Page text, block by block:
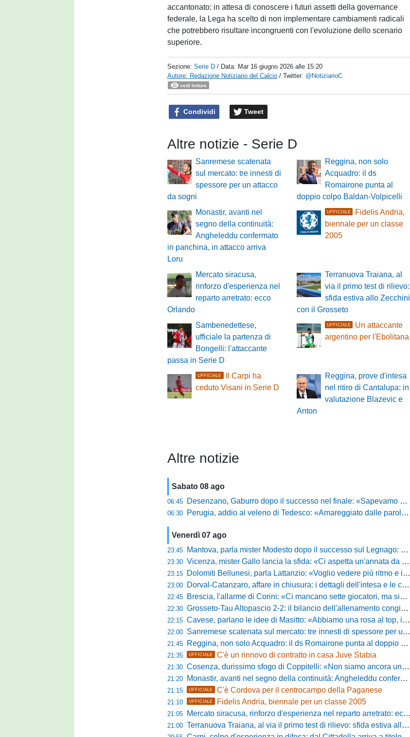
accantonato: in attesa di conoscere i futuri assetti della governance
federale, la Lega ha scelto di non implementare cambiamenti radicali
che potrebbero risultare incongruenti con l'evoluzione dello scenario
superiore.
Sezione:Serie D / Data: Mar 16 giugno 2026 alle 15:20
Autore: Redazione Notiziario del Calcio / Twitter: @NotiziarioC
vedi letture
Condividi Tweet
Altre notizie - Serie D
Sanremese scatenata
sul mercato: tre innesti di
spessore per un attacco
da sogni
Reggina, non solo
Acquadro: il ds
Romairone punta al
doppio colpo Baldan-Volpicelli
Monastir, avanti nel
segno della continuità:
Angheleddu confermato
in panchina, in attacco arriva
Loru
UFFICIALE
Fidelis Andria,
biennale per un classe
2005
Mercato siracusa,
rinforzo d'esperienza nel
reparto arretrato: ecco
Orlando
Terranuova Traiana, al
via il primo test di rilievo:
sfida estiva allo Zecchini
con il Grosseto
Sambenedettese,
ufficiale la partenza di
Bongelli: l'attaccante
passa in Serie D
UFFICIALE
Un attaccante
argentino per l'Ebolitana
UFFICIALE
Il Carpi ha
ceduto Visani in Serie D
Reggina, prove d'intesa
nel ritiro di Cantalupa: in
valutazione Blazevic e
Anton
Altre notizie
Sabato 08 ago
06:45 Desenzano, Gaburro dopo il successo nel finale: «Sapevamo che avremmo sofferto, ma si è vista la voglia di vincere»
06:30 Perugia, addio al veleno di Tedesco: «Amareggiato dalle parole di Alessandro Gaucci, mi hanno ferito umanamente»
Venerdì 07 ago
23:45 Mantova, parla mister Modesto dopo il successo sul Legnago: "Buona tenuta nervosa, ma dobbiamo migliorare"
23:30 Vicenza, mister Gallo lancia la sfida: «Ci aspetta un'annata da protagonisti in B, ma qui nessuno ha il posto fisso»
23:15 Dolomiti Bellunesi, parla Lattanzio: «Voglio vedere più ritmo e intensità, dobbiamo lasciare tutto sul campo»
23:00 Dorval-Catanzaro, affare in chiusura: i dettagli dell'intesa e le cifre dell'operazione
22:45 Brescia, l'allarme di Corini: «Ci mancano sette giocatori, ma siamo una squadra forte»
22:30 Grosseto-Tau Altopascio 2-2: il bilancio dell'allenamento congiunto e la risposta dei nuovi arrivi
22:15 Cavese, parlano le idee di Masitto: «Abbiamo una rosa al top, il pubblico del Lamberti ci spingerà lontano»
22:00 Sanremese scatenata sul mercato: tre innesti di spessore per un attacco da sogni
21:45 Reggina, non solo Acquadro: il ds Romairone punta al doppio colpo Baldan-Volpicelli
21:35 UFFICIALE C'è un rinnovo di contratto in casa Juve Stabia
21:30 Cosenza, durissimo sfogo di Coppitelli: «Non siamo ancora una squadra, ora serve tirare una riga!»
21:20 Monastir, avanti nel segno della continuità: Angheleddu confermato in panchina, in attacco arriva Loru
21:15 UFFICIALE C'è Cordova per il centrocampo della Paganese
21:10 UFFICIALE Fidelis Andria, biennale per un classe 2005
21:05 Mercato siracusa, rinforzo d'esperienza nel reparto arretrato: ecco Orlando
21:00 Terranuova Traiana, al via il primo test di rilievo: sfida estiva allo Zecchini con il Grosseto